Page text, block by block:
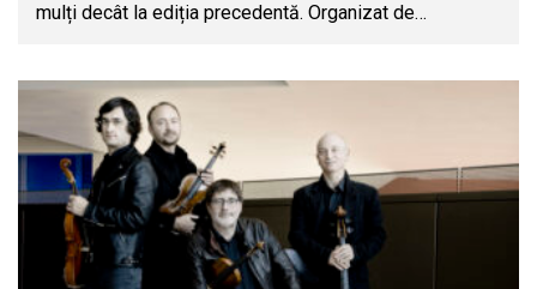
mulți decât la ediția precedentă. Organizat de…